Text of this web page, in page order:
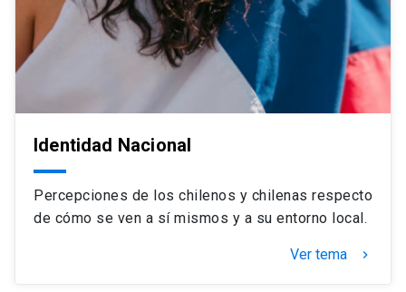
Identidad Nacional
Percepciones de los chilenos y chilenas respecto
de cómo se ven a sí mismos y a su entorno local.
Ver tema keyboard_arrow_right